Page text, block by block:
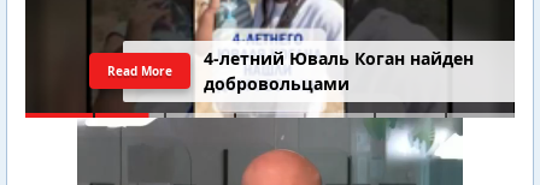
4-летний Юваль Коган найден
добровольцами
Read More